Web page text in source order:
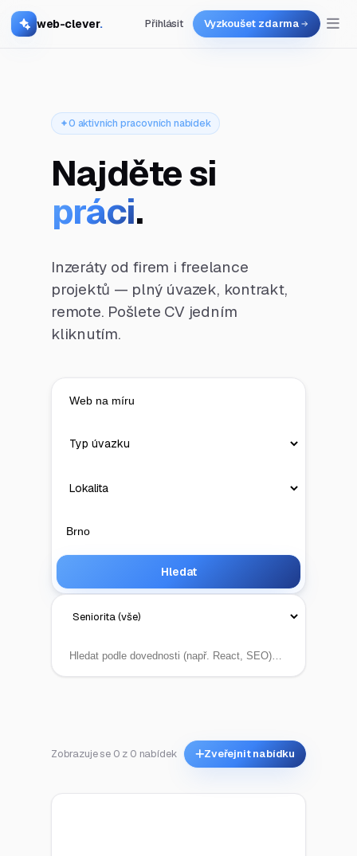
web-clever. Přihlásit Vyzkoušet zdarma
0 aktivních pracovních nabídek
Najděte si
práci.
Inzeráty od firem i freelance
projektů — plný úvazek, kontrakt,
remote. Pošlete CV jedním
kliknutím.
Hledat
Zobrazuje se 0 z 0 nabídek Zveřejnit nabídku